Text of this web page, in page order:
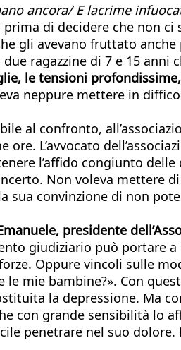
ancora/ E lacrime
di decidere che non ci
gli avevano fruttato
ragazzine di 7 e 15 anni
le tensioni
neppure mettere in
al confronto,
L’avvocato
l’affido congiunto delle
Non voleva mettere di
sua convinzione di non
presidente
giudiziario può portare a
Oppure vincoli sulle
mie bambine?». Con
la depressione. Ma
con grande sensibilità lo
penetrare nel suo dolore.